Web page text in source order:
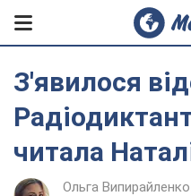
З'явилося
читала
Ольга Випирайленко